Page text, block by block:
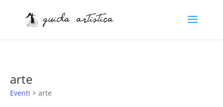
arte
Eventi arte